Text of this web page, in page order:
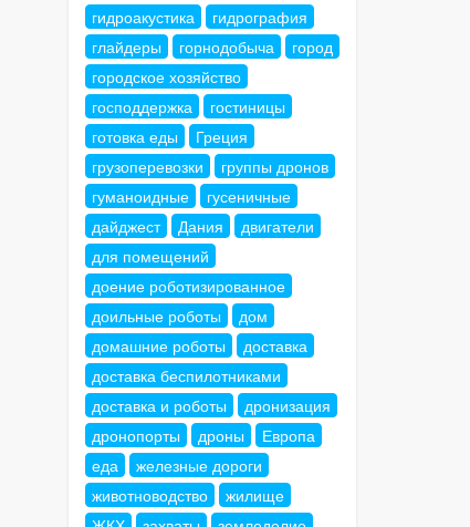
гидроакустика
гидрография
глайдеры
горнодобыча
город
городское хозяйство
господдержка
гостиницы
готовка еды
Греция
грузоперевозки
группы дронов
гуманоидные
гусеничные
дайджест
Дания
двигатели
для помещений
доение роботизированное
доильные роботы
дом
домашние роботы
доставка
доставка беспилотниками
доставка и роботы
дронизация
дронопорты
дроны
Европа
еда
железные дороги
животноводство
жилище